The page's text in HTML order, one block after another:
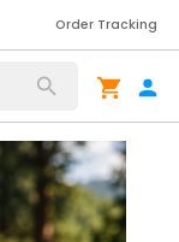
Order Tracking